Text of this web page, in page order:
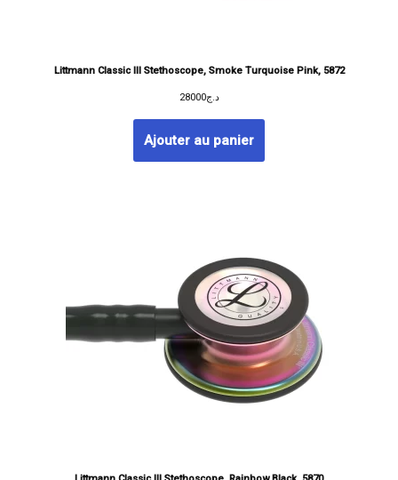
Littmann Classic III Stethoscope, Smoke Turquoise Pink, 5872
د.ج28000
Ajouter au panier